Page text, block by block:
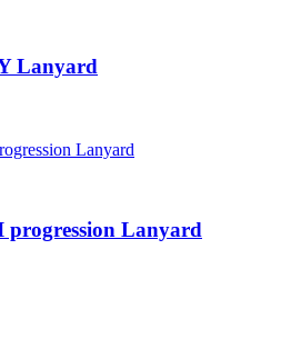
Lanyard
progression Lanyard